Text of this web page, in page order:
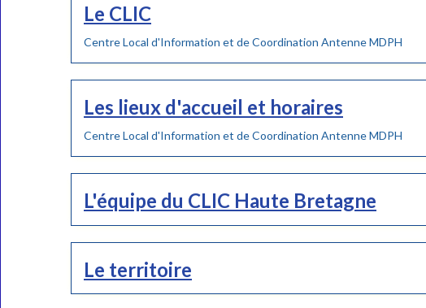
Le CLIC
Centre Local d'Information et de Coordination Antenne MDPH
Les lieux d'accueil et horaires
Centre Local d'Information et de Coordination Antenne MDPH
L'équipe du CLIC Haute Bretagne
Le territoire